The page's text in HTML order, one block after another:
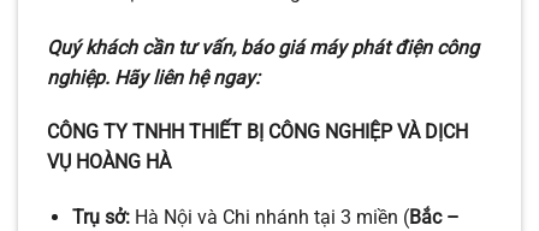
Quý khách cần tư vấn, báo giá máy phát điện công
nghiệp. Hãy liên hệ ngay:
CÔNG TY TNHH THIẾT BỊ CÔNG NGHIỆP VÀ DỊCH
VỤ HOÀNG HÀ
Trụ sở:Hà Nội và Chi nhánh tại 3 miền (Bắc –